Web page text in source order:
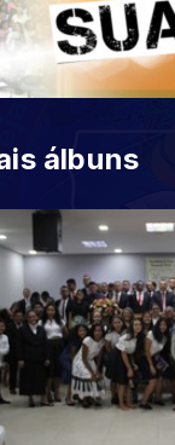
álbuns